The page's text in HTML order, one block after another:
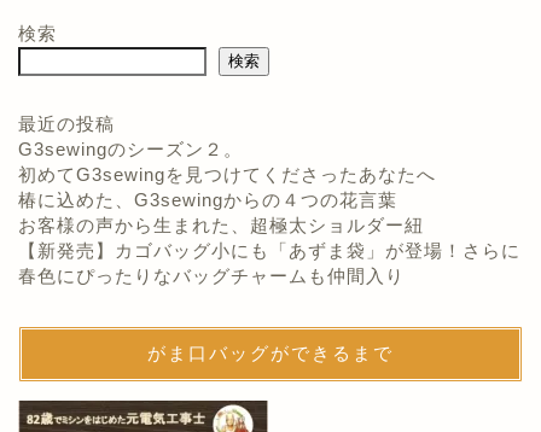
検索
検索
最近の投稿
G3sewingのシーズン２。
初めてG3sewingを見つけてくださったあなたへ
椿に込めた、G3sewingからの４つの花言葉
お客様の声から生まれた、超極太ショルダー紐
【新発売】カゴバッグ小にも「あずま袋」が登場！さらに
春色にぴったりなバッグチャームも仲間入り
がま口バッグができるまで